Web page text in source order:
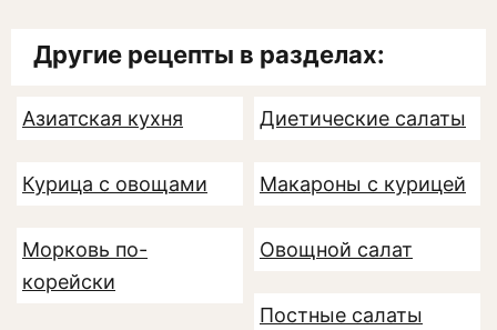
Другие рецепты в разделах:
Азиатская кухня Диетические салаты
Курица с овощами Макароны с курицей
Морковь по-
корейски
Овощной салат
Постные салаты